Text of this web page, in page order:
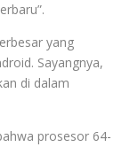
yang
Sayangnya,
di dalam
prosesor 64-